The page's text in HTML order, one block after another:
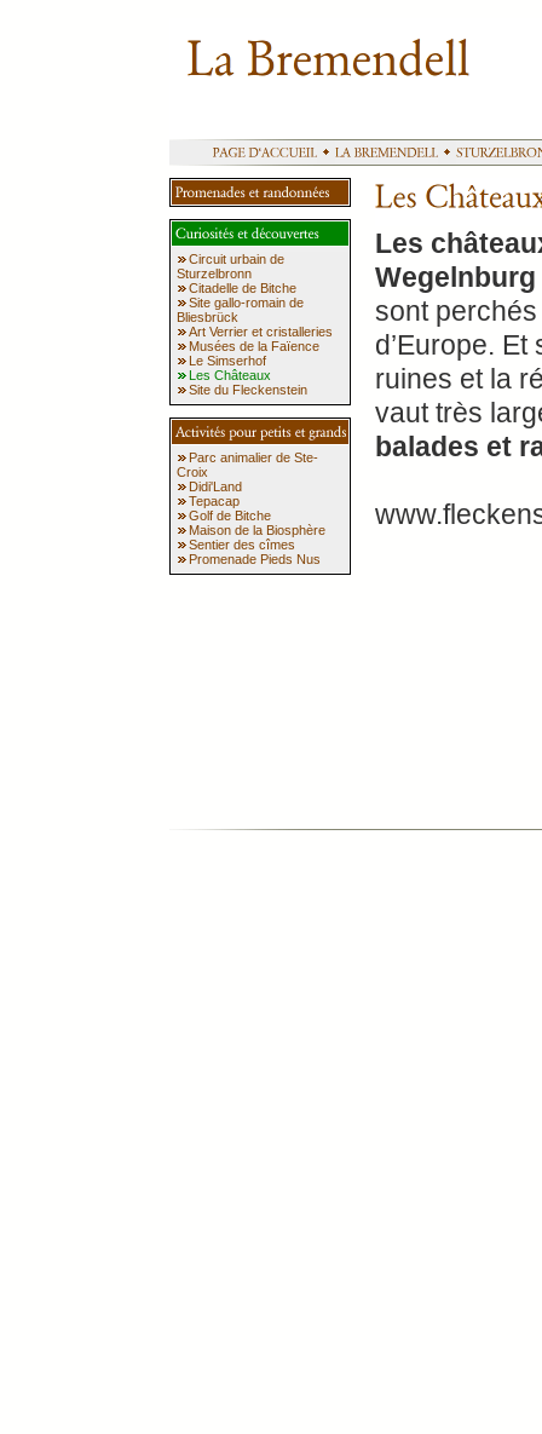
Circuit urbain de
Sturzelbronn
Citadelle de Bitche
Site gallo-romain de
Bliesbrück
Art Verrier et cristalleries
Musées de la Faïence
Le Simserhof
Les Châteaux
Site du Fleckenstein
Parc animalier de Ste-
Croix
Didi'Land
Tepacap
Golf de Bitche
Maison de la Biosphère
Sentier des cîmes
Promenade Pieds Nus
Les
Wegelnburg
sont
d’Europe.
ruines et la
vaut très
balades et